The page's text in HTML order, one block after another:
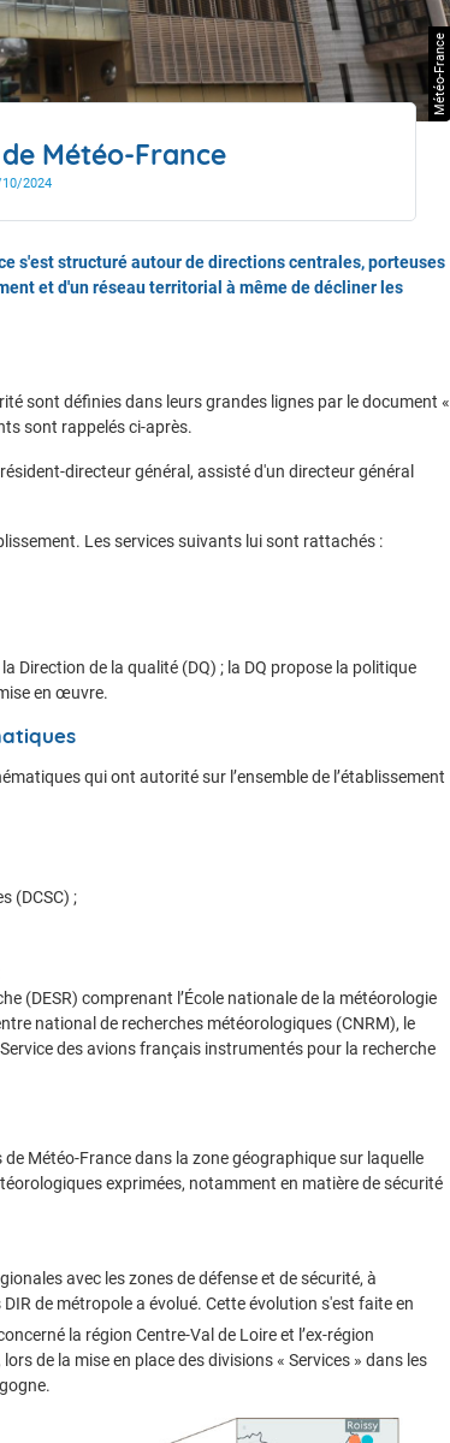
de l'année
Météo-France
Météo-France
2024
s'est structuré autour de directions centrales, porteuses
et d'un réseau territorial à même de décliner les
sont définies dans leurs grandes lignes par le document «
sont rappelés ci-après.
directeur général, assisté d'un directeur général
Les services suivants lui sont rattachés :
Direction de la qualité (DQ) ; la DQ propose la politique
en œuvre.
qui ont autorité sur l’ensemble de l’établissement
(DCSC) ;
(DESR) comprenant l’École nationale de la météorologie
national de recherches météorologiques (CNRM), le
des avions français instrumentés pour la recherche
Météo-France dans la zone géographique sur laquelle
exprimées, notamment en matière de sécurité
avec les zones de défense et de sécurité, à
de métropole a évolué. Cette évolution s'est faite en
la région Centre-Val de Loire et l’ex-région
de la mise en place des divisions « Services » dans les